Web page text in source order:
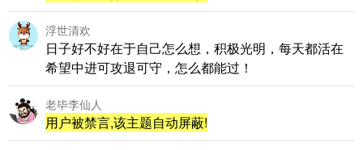
浮世清欢
日子好不好在于自己怎么想，积极光明，每天都活在
希望中进可攻退可守，怎么都能过！
老毕李仙人
用户被禁言,该主题自动屏蔽!